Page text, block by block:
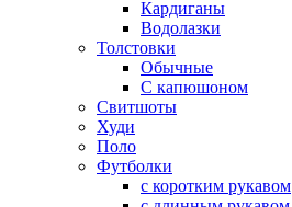
Кардиганы
Водолазки
Толстовки
Обычные
С капюшоном
Свитшоты
Худи
Поло
Футболки
с коротким рукавом